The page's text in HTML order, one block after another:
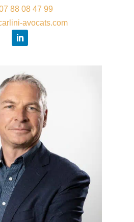
88 08 47 99
avocats.com